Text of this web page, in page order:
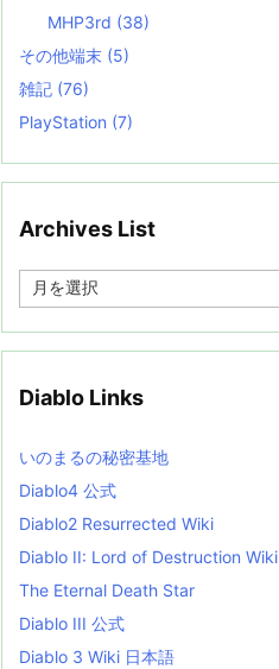
MHP3rd (38)
その他端末 (5)
雑記 (76)
PlayStation (7)
Archives List
e
i
s
t
Diablo Links
いのまるの秘密基地
Diablo4 公式
Diablo2 Resurrected Wiki
Diablo II: Lord of Destruction Wiki
The Eternal Death Star
Diablo III 公式
Diablo 3 Wiki 日本語